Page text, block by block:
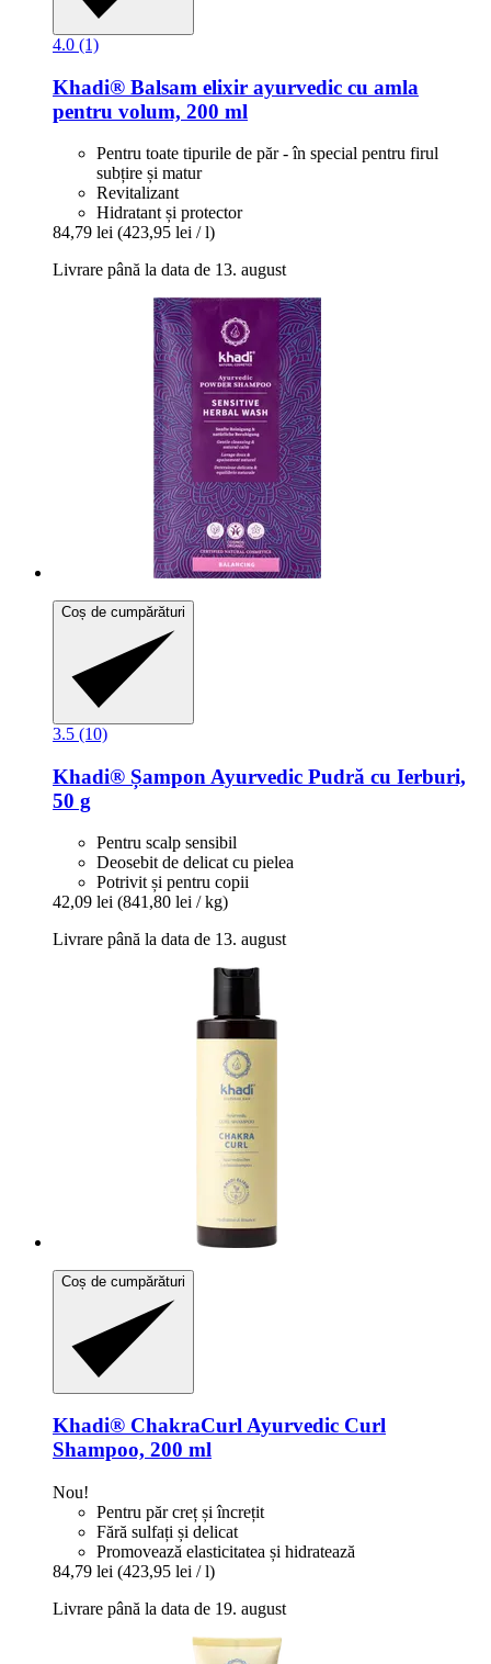
4.0 (1)
Khadi® Balsam elixir ayurvedic cu amla
pentru volum, 200 ml
Pentru toate tipurile de păr - în special pentru firul
subțire și matur
Revitalizant
Hidratant și protector
84,79 lei (423,95 lei / l)
Livrare până la data de 13. august
Coș de cumpărături
3.5 (10)
Khadi® Șampon Ayurvedic Pudră cu Ierburi,
50 g
Pentru scalp sensibil
Deosebit de delicat cu pielea
Potrivit și pentru copii
42,09 lei (841,80 lei / kg)
Livrare până la data de 13. august
Coș de cumpărături
Khadi® ChakraCurl Ayurvedic Curl
Shampoo, 200 ml
Nou!
Pentru păr creț și încrețit
Fără sulfați și delicat
Promovează elasticitatea și hidratează
84,79 lei (423,95 lei / l)
Livrare până la data de 19. august